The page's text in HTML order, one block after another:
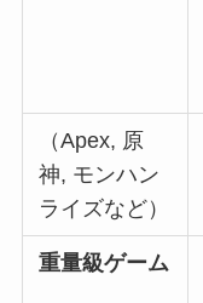
（Apex, 原
神, モンハン
ライズなど）
重量級ゲーム